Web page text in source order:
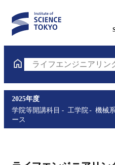
ライフエンジニアリン
2025年度
学院等開講科目
工学院 機械系
ース